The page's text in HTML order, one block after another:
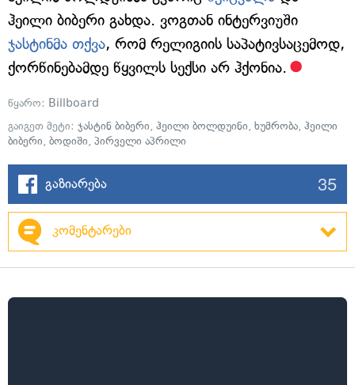
ჰეილი ბიბერი გახდა. ვოგთან ინტერვიუში
ჯასტინმა თქვა, რომ რელიგიის საპატივსაცემოდ,
ქორწინებამდე წყვილს სექსი არ ჰქონია.
წყარო: Billboard
გაიგეთ მეტი: ჯასტინ ბიბერი, ჰეილი ბოლდუინი, ხუმრობა, ჰეილი
ბიბერი, ბოდიში, პირველი აპრილი
გაზიარება 35
კომენტარები